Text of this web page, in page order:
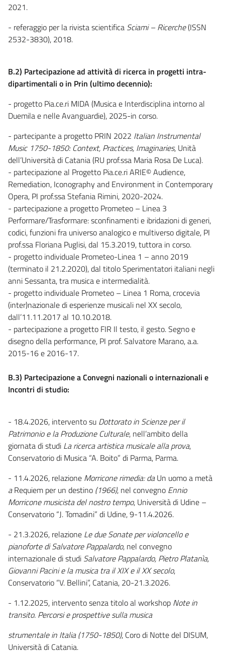
2021.
- referaggio per la rivista scientifica Sciami – Ricerche(ISSN
2532-3830), 2018.
B.2) Partecipazione ad attività di ricerca in progetti intra-
dipartimentali o in Prin (ultimo decennio):
- progetto Pia.ce.ri MIDA (Musica e Interdisciplina intorno al
Duemila e nelle Avanguardie), 2025-in corso.
- partecipante a progetto PRIN 2022 Italian Instrumental
Music 1750-1850: Context, Practices, Imaginaries, Unità
dell’Università di Catania (RU prof.ssa Maria Rosa De Luca).
- partecipazione al Progetto Pia.ce.ri ARIE© Audience,
Remediation, Iconography and Environment in Contemporary
Opera, PI prof.ssa Stefania Rimini, 2020-2024.
- partecipazione a progetto Prometeo – Linea 3
Performare/Trasformare: sconfinamenti e ibridazioni di generi,
codici, funzioni fra universo analogico e multiverso digitale, PI
prof.ssa Floriana Puglisi, dal 15.3.2019, tuttora in corso.
- progetto individuale Prometeo-Linea 1 – anno 2019
(terminato il 21.2.2020), dal titolo Sperimentatori italiani negli
anni Sessanta, tra musica e intermedialità.
- progetto individuale Prometeo – Linea 1 Roma, crocevia
(inter)nazionale di esperienze musicali nel XX secolo,
dall’11.11.2017 al 10.10.2018.
- partecipazione a progetto FIR Il testo, il gesto. Segno e
disegno della performance, PI prof. Salvatore Marano, a.a.
2015-16 e 2016-17.
B.3) Partecipazione a Convegni nazionali o internazionali e
Incontri di studio:
- 18.4.2026, intervento su Dottorato in Scienze per il
Patrimonio e la Produzione Culturale, nell’ambito della
giornata di studi La ricerca artistica musicale alla prova,
Conservatorio di Musica “A. Boito” di Parma, Parma.
- 11.4.2026, relazione Morricone rimedia: daUn uomo a metà
aRequiem per un destino (1966), nel convegno Ennio
Morricone musicista del nostro tempo, Università di Udine –
Conservatorio “J. Tomadini” di Udine, 9-11.4.2026.
- 21.3.2026, relazione Le due Sonate per violoncello e
pianoforte di Salvatore Pappalardo, nel convegno
internazionale di studi Salvatore Pappalardo, Pietro Platanìa,
Giovanni Pacini e la musica tra il XIX e il XX secolo,
Conservatorio “V. Bellini”, Catania, 20-21.3.2026.
- 1.12.2025, intervento senza titolo al workshop Note in
transito. Percorsi e prospettive sulla musica
strumentale in Italia (1750-1850), Coro di Notte del DISUM,
Università di Catania.